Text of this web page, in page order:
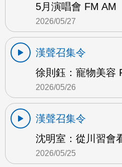
5月演唱會 FM AM
2026/05/27
漢聲召集令
徐則鈺：寵物美容
2026/05/26
漢聲召集令
沈明室：從川習會
2026/05/25